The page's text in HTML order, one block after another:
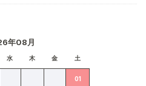
年08月
水 木 金 土
01